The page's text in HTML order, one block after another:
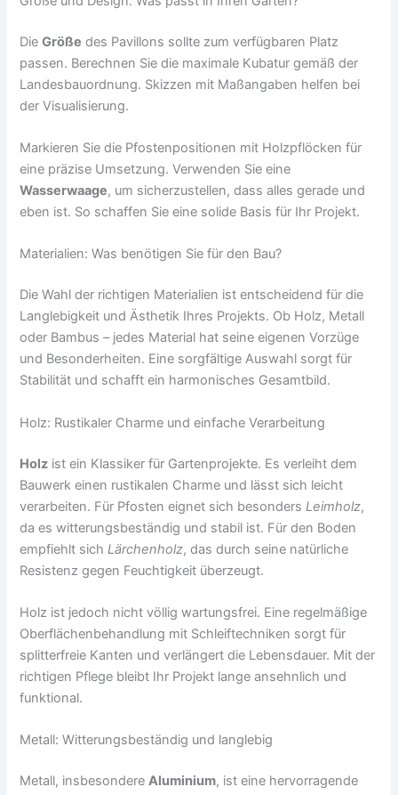
DieGröße des Pavillons sollte zum verfügbaren Platz
passen. Berechnen Sie die maximale Kubatur gemäß der
Landesbauordnung. Skizzen mit Maßangaben helfen bei
der Visualisierung.
Markieren Sie die Pfostenpositionen mit Holzpflöcken für
eine präzise Umsetzung. Verwenden Sie eine
Wasserwaage, um sicherzustellen, dass alles gerade und
eben ist. So schaffen Sie eine solide Basis für Ihr Projekt.
Materialien: Was benötigen Sie für den Bau?
Die Wahl der richtigen Materialien ist entscheidend für die
Langlebigkeit und Ästhetik Ihres Projekts. Ob Holz, Metall
oder Bambus – jedes Material hat seine eigenen Vorzüge
und Besonderheiten. Eine sorgfältige Auswahl sorgt für
Stabilität und schafft ein harmonisches Gesamtbild.
Holz: Rustikaler Charme und einfache Verarbeitung
Holz ist ein Klassiker für Gartenprojekte. Es verleiht dem
Bauwerk einen rustikalen Charme und lässt sich leicht
verarbeiten. Für Pfosten eignet sich besonders Leimholz,
da es witterungsbeständig und stabil ist. Für den Boden
empfiehlt sich Lärchenholz, das durch seine natürliche
Resistenz gegen Feuchtigkeit überzeugt.
Holz ist jedoch nicht völlig wartungsfrei. Eine regelmäßige
Oberflächenbehandlung mit Schleiftechniken sorgt für
splitterfreie Kanten und verlängert die Lebensdauer. Mit der
richtigen Pflege bleibt Ihr Projekt lange ansehnlich und
funktional.
Metall: Witterungsbeständig und langlebig
Metall, insbesondereAluminium, ist eine hervorragende